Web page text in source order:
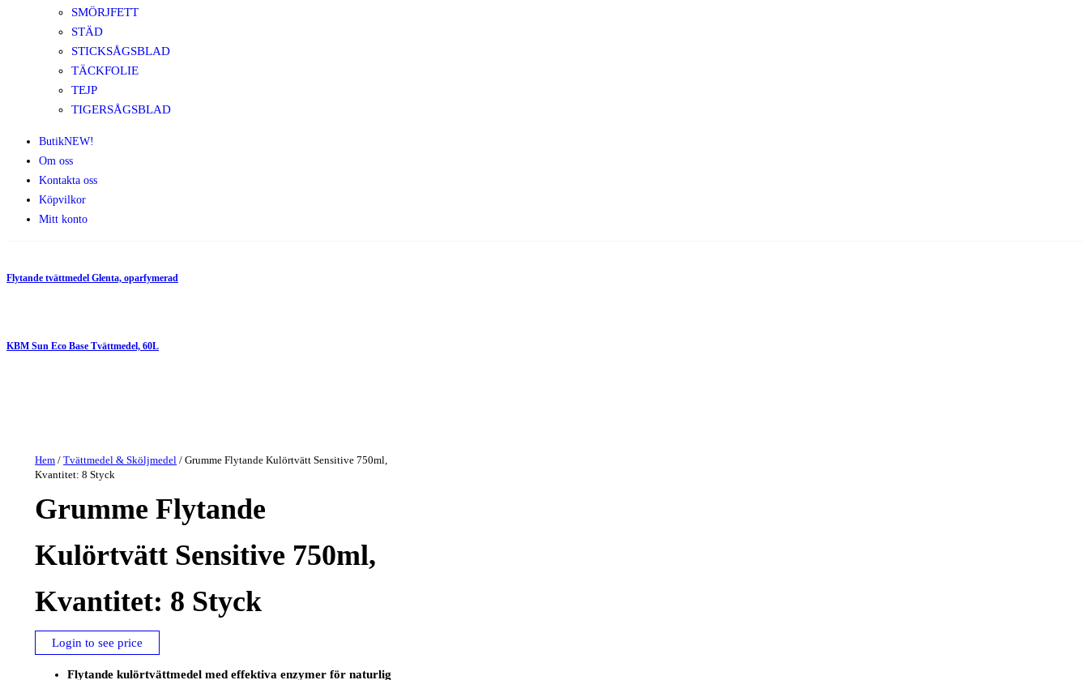
SMÖRJFETT
STÄD
STICKSÅGSBLAD
TÄCKFOLIE
TEJP
TIGERSÅGSBLAD
ButikNEW!
Om oss
Kontakta oss
Köpvilkor
Mitt konto
Flytande tvättmedel Glenta, oparfymerad
KBM Sun Eco Base Tvättmedel, 60L
Hem /Tvättmedel & Sköljmedel / Grumme Flytande Kulörtvätt Sensitive 750ml,
Kvantitet: 8 Styck
Grumme Flytande
Kulörtvätt Sensitive 750ml,
Kvantitet: 8 Styck
Login to see price
Flytande kulörtvättmedel med effektiva enzymer för naturlig